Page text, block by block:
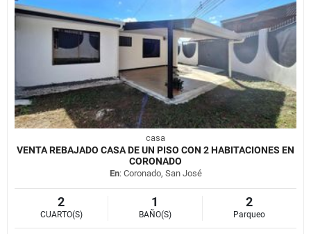
casa
VENTA REBAJADO CASA DE UN PISO CON 2 HABITACIONES EN
CORONADO
En: Coronado, San José
2
CUARTO(S)
1
BAÑO(S)
2
Parqueo